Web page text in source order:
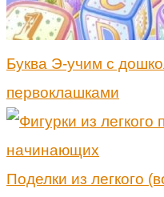
Буква Э-учим с
первоклашками
Поделки из легкого